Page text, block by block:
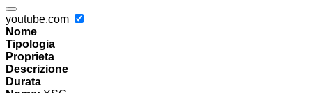
youtube.com
Nome
Tipologia
Proprieta
Descrizione
Durata